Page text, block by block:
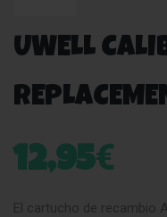
UWELL
12,95€
El cartucho de recambio